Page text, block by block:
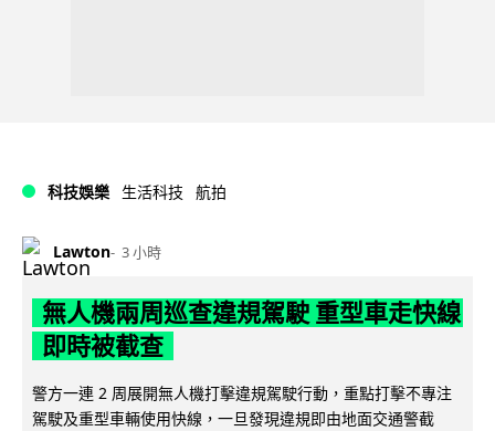
科技娛樂 生活科技 航拍
Lawton 3 小時
無人機兩周巡查違規駕駛 重型車走快線
即時被截查
警方一連 2 周展開無人機打擊違規駕駛行動，重點打擊不專注
駕駛及重型車輛使用快線，一旦發現違規即由地面交通警截